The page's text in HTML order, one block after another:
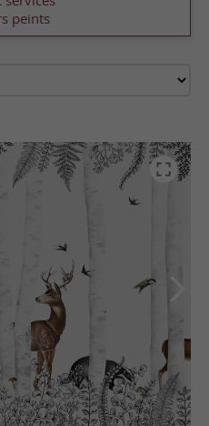
peints